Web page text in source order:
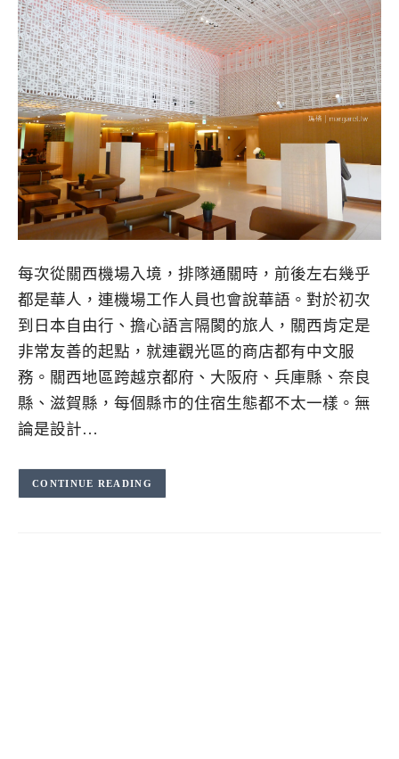
每次從關西機場入境，排隊通關時，前後左右幾乎
都是華人，連機場工作人員也會說華語。對於初次
到日本自由行、擔心語言隔閡的旅人，關西肯定是
非常友善的起點，就連觀光區的商店都有中文服
務。關西地區跨越京都府、大阪府、兵庫縣、奈良
縣、滋賀縣，每個縣市的住宿生態都不太一樣。無
論是設計…
CONTINUE READING